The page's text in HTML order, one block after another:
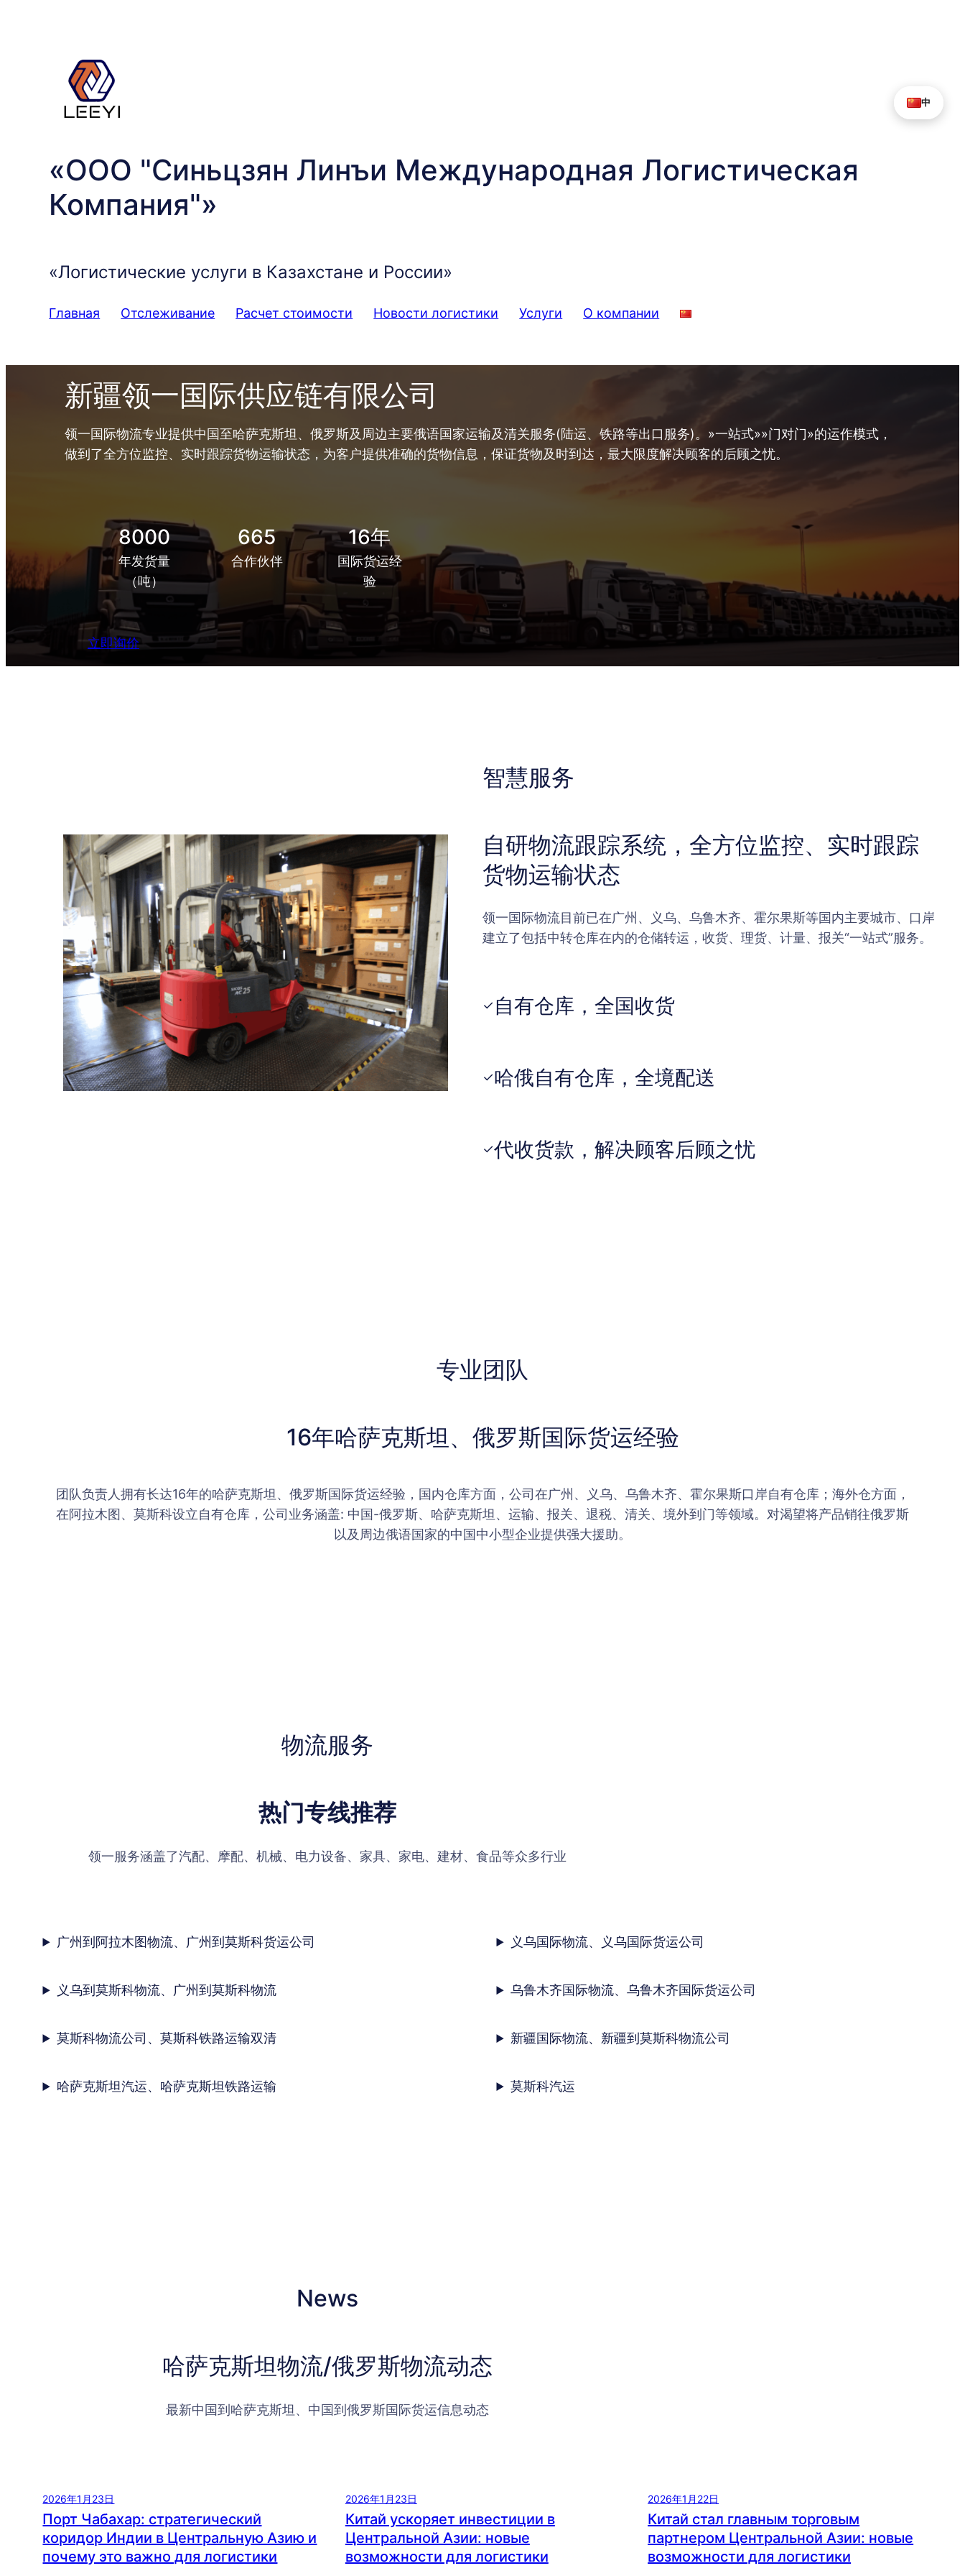
«ООО "Синьцзян Линъи Международная Логистическая
Компания"»
«Логистические услуги в Казахстане и России»
Главная Отслеживание Расчет стоимости Новости логистики Услуги О компании
新疆领一国际供应链有限公司
领一国际物流专业提供中国至哈萨克斯坦、俄罗斯及周边主要俄语国家运输及清关服务(陆运、铁路等出口服务)。»一站式»»门对门»的运作模式，
做到了全方位监控、实时跟踪货物运输状态，为客户提供准确的货物信息，保证货物及时到达，最大限度解决顾客的后顾之忧。
8000
年发货量
（吨）
665
合作伙伴
16年
国际货运经
验
立即询价
智慧服务
自研物流跟踪系统，全方位监控、实时跟踪
货物运输状态
领一国际物流目前已在广州、义乌、乌鲁木齐、霍尔果斯等国内主要城市、口岸
建立了包括中转仓库在内的仓储转运，收货、理货、计量、报关“一站式”服务。
✓ 自有仓库，全国收货
✓哈俄自有仓库，全境配送
✓代收货款，解决顾客后顾之忧
专业团队
16年哈萨克斯坦、俄罗斯国际货运经验
团队负责人拥有长达16年的哈萨克斯坦、俄罗斯国际货运经验，国内仓库方面，公司在广州、义乌、乌鲁木齐、霍尔果斯口岸自有仓库；海外仓方面，
在阿拉木图、莫斯科设立自有仓库，公司业务涵盖: 中国-俄罗斯、哈萨克斯坦、运输、报关、退税、清关、境外到门等领域。对渴望将产品销往俄罗斯
以及周边俄语国家的中国中小型企业提供强大援助。
物流服务
热门专线推荐
领一服务涵盖了汽配、摩配、机械、电力设备、家具、家电、建材、食品等众多行业
广州到阿拉木图物流、广州到莫斯科货运公司
义乌到莫斯科物流、广州到莫斯科物流
莫斯科物流公司、莫斯科铁路运输双清
哈萨克斯坦汽运、哈萨克斯坦铁路运输
义乌国际物流、义乌国际货运公司
乌鲁木齐国际物流、乌鲁木齐国际货运公司
新疆国际物流、新疆到莫斯科物流公司
莫斯科汽运
News
哈萨克斯坦物流/俄罗斯物流动态
最新中国到哈萨克斯坦、中国到俄罗斯国际货运信息动态
2026年1月23日
Порт Чабахар: стратегический
коридор Индии в Центральную Азию и
почему это важно для логистики
2026年1月23日
Китай ускоряет инвестиции в
Центральной Азии: новые
возможности для логистики
2026年1月22日
Китай стал главным торговым
партнером Центральной Азии: новые
возможности для логистики
中